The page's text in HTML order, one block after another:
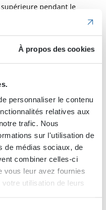
À propos des cookies
personnaliser le contenu
relatives aux
trafic. Nous
sur l'utilisation de
de médias sociaux, de
combiner celles-ci
vous leur avez fournies
utilisation de leurs
pendant le